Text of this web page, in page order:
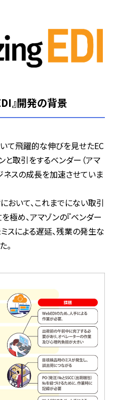
』開発の背景
て飛躍的な伸びを見せたEC
と取引をするベンダー（アマ
ネスの成長を加速させていま
おいて、これまでにない取引
め、アマゾンの『ベンダー
スによる遅延、残業の発生な
。